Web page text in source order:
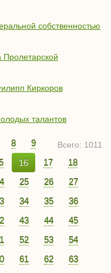
собственностью
Киркоров
талантов
Всего: 1011
8
9
16 17
18
25 26
27
34 35
36
43 44
45
52 53
54
61 62
63